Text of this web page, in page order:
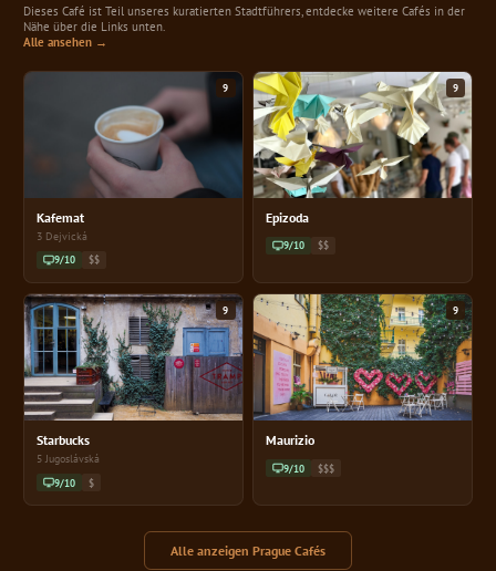
Dieses Café ist Teil unseres kuratierten Stadtführers, entdecke weitere Cafés in der
Nähe über die Links unten.
Alle ansehen →
9
Kafemat
3 Dejvická
9/10 $$
9
Epizoda
9/10 $$
9
Starbucks
5 Jugoslávská
9/10 $
9
Maurizio
9/10 $$$
Alle anzeigen Prague Cafés